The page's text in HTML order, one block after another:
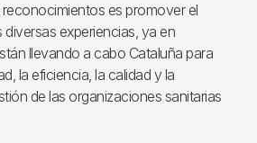
es promover el
experiencias, ya en
llevando a cabo Cataluña para
la eficiencia, la calidad y la
de las organizaciones sanitarias